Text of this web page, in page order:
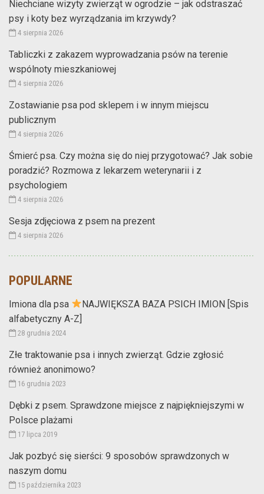
Niechciane wizyty zwierząt w ogrodzie – jak odstraszać
psy i koty bez wyrządzania im krzywdy?
4 sierpnia 2026
Tabliczki z zakazem wyprowadzania psów na terenie
wspólnoty mieszkaniowej
4 sierpnia 2026
Zostawianie psa pod sklepem i w innym miejscu
publicznym
4 sierpnia 2026
Śmierć psa. Czy można się do niej przygotować? Jak sobie
poradzić? Rozmowa z lekarzem weterynarii i z
psychologiem
4 sierpnia 2026
Sesja zdjęciowa z psem na prezent
4 sierpnia 2026
POPULARNE
Imiona dla psa
NAJWIĘKSZA BAZA PSICH IMION [Spis
alfabetyczny A-Z]
28 grudnia 2024
Złe traktowanie psa i innych zwierząt. Gdzie zgłosić
również anonimowo?
16 grudnia 2023
Dębki z psem. Sprawdzone miejsce z najpiękniejszymi w
Polsce plażami
17 lipca 2019
Jak pozbyć się sierści: 9 sposobów sprawdzonych w
naszym domu
15 października 2023